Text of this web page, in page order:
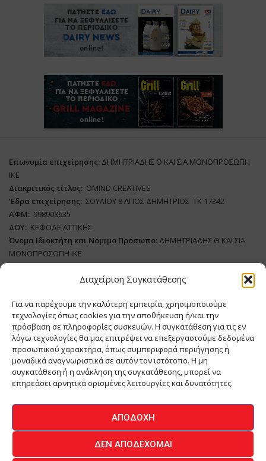
Διαχείριση Συγκατάθεσης
Για να παρέχουμε την καλύτερη εμπειρία, χρησιμοποιούμε
τεχνολογίες όπως cookies για την αποθήκευση ή/και την
πρόσβαση σε πληροφορίες συσκευών. Η συγκατάθεση για τις εν
λόγω τεχνολογίες θα μας επιτρέψει να επεξεργαστούμε δεδομένα
προσωπικού χαρακτήρα, όπως συμπεριφορά περιήγησης ή
μοναδικά αναγνωριστικά σε αυτόν τον ιστότοπο. Η μη
συγκατάθεση ή η ανάκληση της συγκατάθεσης, μπορεί να
επηρεάσει αρνητικά ορισμένες λειτουργίες και δυνατότητες.
ΑΠΟΔΟΧΉ
ΔΕΝ ΑΠΟΔΈΧΟΜΑΙ
Επωνυμία επιχείρησης: ΔΗΜΗΤΡΙΑΔΗΣ Θ ΚΑΙ ΣΙΑ ΜΟΝΟΠΡΟΣΩΠΗ
ΙΚΕ
Διακριτικός τίτλος: ΟΜΙΝD CREATIVES
‘Eδρα επιχείρησης: ΣΟΥΛΙΟΥ 8 ΑΓΙΟΣ ΔΗΜΗΤΡΙΟΣ ΤΚ 17342
ΑΦΜ: 998908635
ΔΟΥ: ΚΕΦΟΔΕ ΑΤΤΙΚΗΣ
Όνομα Ιδιοκτήτη και Νόμιμο Πρόσωπο: ΔΗΜΗΤΡΙΑΔΗΣ Θ ΚΑΙ ΣΙΑ
ΜΟΝΟΠΡΟΣΩΠΗ ΙΚΕ
Διευθυντής Σύνταξης:ΑΘΑΝΑΣΙΟΣ ΑΝΤΩΝΙΟΥ
ΔικαιούχοςDomain:ΔΗΜΗΤΡΙΑΔΗΣ Θ ΚΑΙ ΣΙΑ ΜΟΝΟΠΡΟΣΩΠΗ ΙΚΕ
Διευθυντής: ΕΥΘΥΜΙΑΤΟΥ ΜΑΡΙΑ
Διαχειριστής:
ΕΥΘΥΜΙΑΤΟΥ ΜΑΡΙΑ
Δήλωση Συμμόρφωσης
ΕΠΙΚΟΙΝΩΝΙΑ